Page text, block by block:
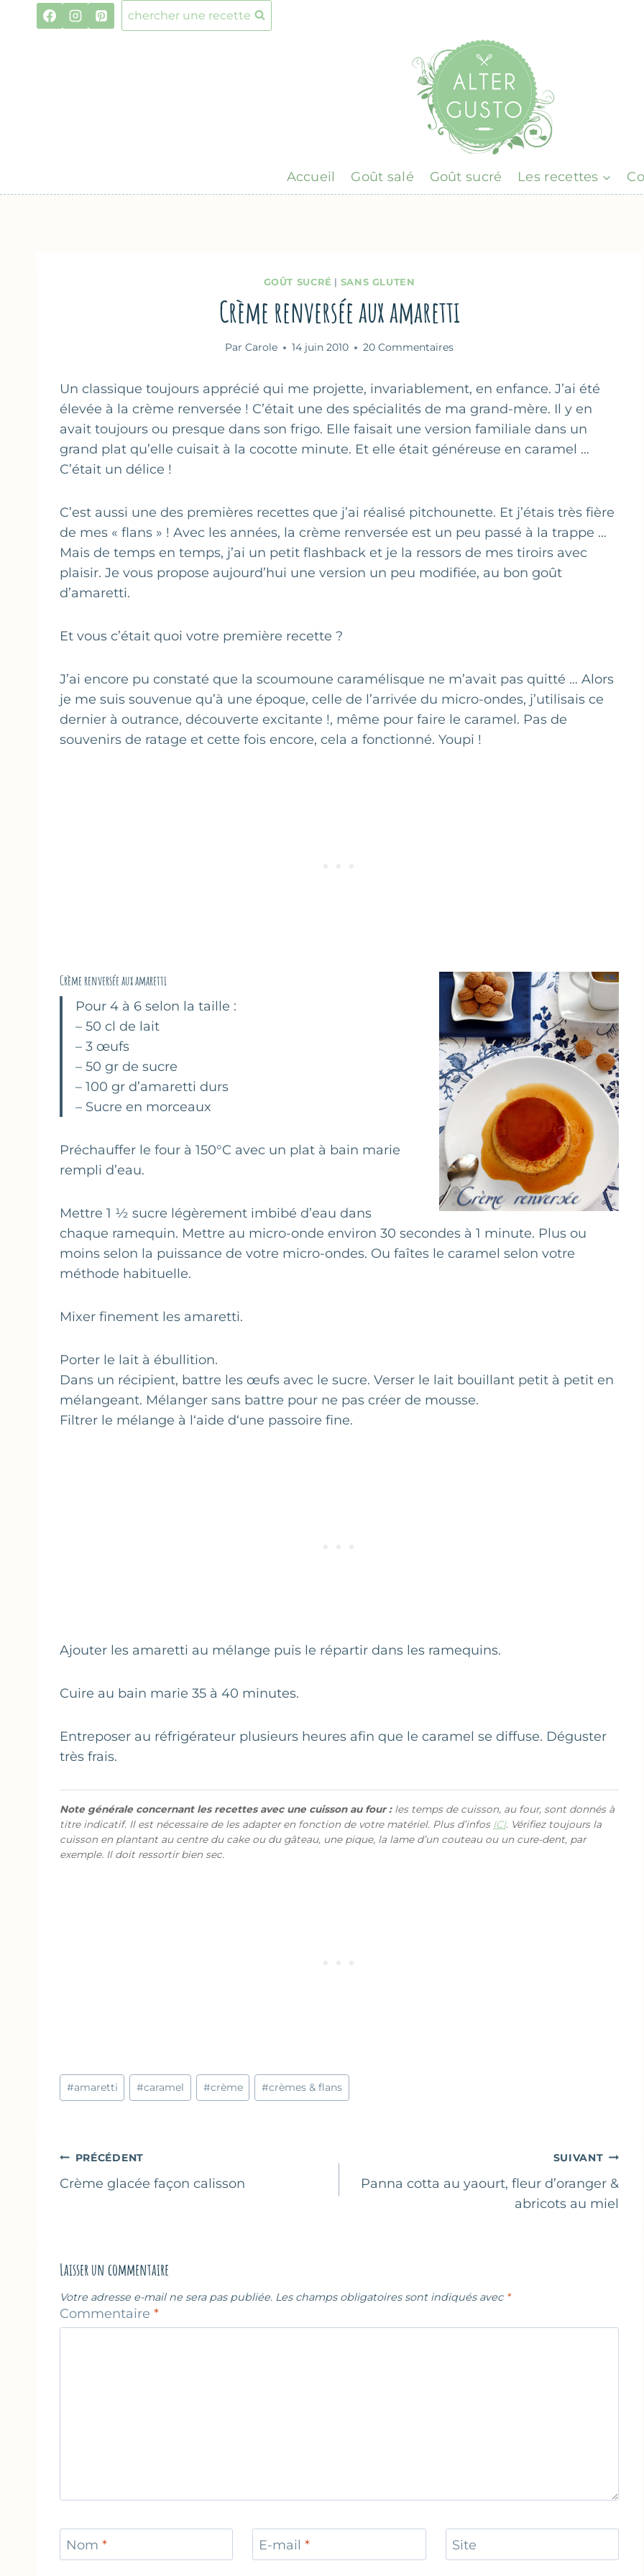
chercher une recette
Accueil Goût salé Goût sucré Les recettes
GOÛT SUCRÉ | SANS GLUTEN
Crème renversée aux amaretti
Par Carole 14 juin 2010 20 Commentaires
Un classique toujours apprécié qui me projette, invariablement, en enfance. J’ai été
élevée à la crème renversée ! C’était une des spécialités de ma grand-mère. Il y en
avait toujours ou presque dans son frigo. Elle faisait une version familiale dans un
grand plat qu’elle cuisait à la cocotte minute. Et elle était généreuse en caramel …
C’était un délice !
C’est aussi une des premières recettes que j’ai réalisé pitchounette. Et j’étais très fière
de mes « flans » ! Avec les années, la crème renversée est un peu passé à la trappe …
Mais de temps en temps, j’ai un petit flashback et je la ressors de mes tiroirs avec
plaisir. Je vous propose aujourd’hui une version un peu modifiée, au bon goût
d’amaretti.
Et vous c’était quoi votre première recette ?
J’ai encore pu constaté que la scoumoune caramélisque ne m’avait pas quitté … Alors
je me suis souvenue qu’à une époque, celle de l’arrivée du micro-ondes, j’utilisais ce
dernier à outrance, découverte excitante !, même pour faire le caramel. Pas de
souvenirs de ratage et cette fois encore, cela a fonctionné. Youpi !
Crème renversée aux amaretti
Pour 4 à 6 selon la taille :
– 50 cl de lait
– 3 œufs
– 50 gr de sucre
– 100 gr d’amaretti durs
– Sucre en morceaux
Préchauffer le four à 150°C avec un plat à bain marie
rempli d’eau.
Mettre 1 ½ sucre légèrement imbibé d’eau dans
chaque ramequin. Mettre au micro-onde environ 30 secondes à 1 minute. Plus ou
moins selon la puissance de votre micro-ondes. Ou faîtes le caramel selon votre
méthode habituelle.
Mixer finement les amaretti.
Porter le lait à ébullition.
Dans un récipient, battre les œufs avec le sucre. Verser le lait bouillant petit à petit en
mélangeant. Mélanger sans battre pour ne pas créer de mousse.
Filtrer le mélange à l‘aide d‘une passoire fine.
Ajouter les amaretti au mélange puis le répartir dans les ramequins.
Cuire au bain marie 35 à 40 minutes.
Entreposer au réfrigérateur plusieurs heures afin que le caramel se diffuse. Déguster
très frais.
Note générale concernant les recettes avec une cuisson au four :les temps de cuisson, au four, sont donnés à
titre indicatif. Il est nécessaire de les adapter en fonction de votre matériel. Plus d’infos ICI. Vérifiez toujours la
cuisson en plantant au centre du cake ou du gâteau, une pique, la lame d’un couteau ou un cure-dent, par
exemple. Il doit ressortir bien sec.
Étiquettes
de
#amaretti #caramel #crème #crèmes & flans
Navigation
de
PRÉCÉDENT
Crème glacée façon calisson
SUIVANT
Panna cotta au yaourt, fleur d’oranger &
abricots au miel
Laisser un commentaire
Votre adresse e-mail ne sera pas publiée. Les champs obligatoires sont indiqués avec *
Commentaire *
Nom * E-mail* Site